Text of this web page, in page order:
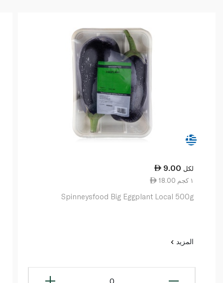
9.00 لكل
18.00 ١ كجم
Spinneysfood Big Eggplant Local 500g
المزيد
0